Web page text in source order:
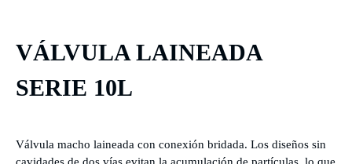
VÁLVULA LAINEADA
SERIE 10L
Válvula macho laineada con conexión bridada. Los diseños sin